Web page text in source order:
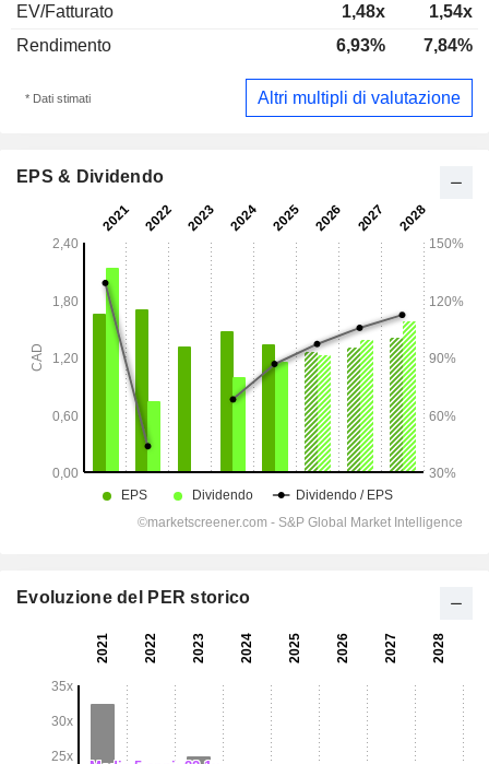
EV/Fatturato 1,48x
1,54x
Rendimento
6,93% 7,84%
* Dati stimati Altri multipli di valutazione
EPS & Dividendo
Evoluzione del PER storico